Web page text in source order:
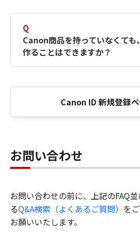
Q
Canon商品を持っていなくて
作ることはできますか？
Canon ID 新規登録
お問い合わせ
お問い合わせの前に、上記のFAQ
るQ&A検索（よくあるご質問） を
お願いいたします。